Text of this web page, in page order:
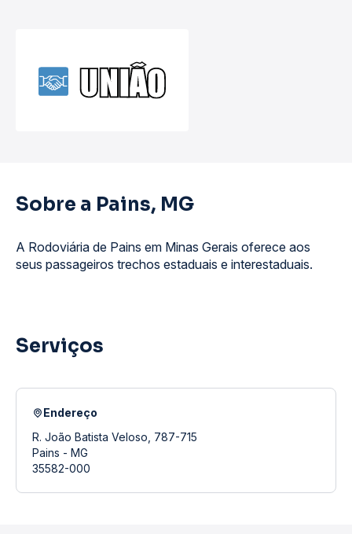
Sobre a Pains, MG
A Rodoviária de Pains em Minas Gerais oferece aos
seus passageiros trechos estaduais e interestaduais.
Serviços
Endereço
R. João Batista Veloso, 787-715
Pains - MG
35582-000